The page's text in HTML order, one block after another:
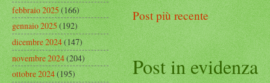
Post più recente
Post in evidenza
febbraio 2025(166)
gennaio 2025(192)
dicembre 2024(147)
novembre 2024(204)
ottobre 2024(195)